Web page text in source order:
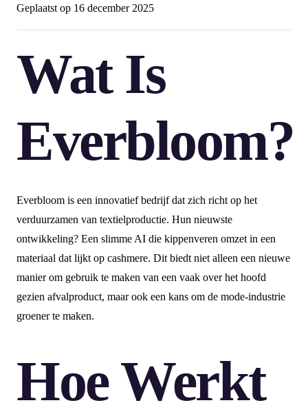
Geplaatst op 16 december 2025
Wat Is
Everbloom?
Everbloom is een innovatief bedrijf dat zich richt op het
verduurzamen van textielproductie. Hun nieuwste
ontwikkeling? Een slimme AI die kippenveren omzet in een
materiaal dat lijkt op cashmere. Dit biedt niet alleen een nieuwe
manier om gebruik te maken van een vaak over het hoofd
gezien afvalproduct, maar ook een kans om de mode-industrie
groener te maken.
Hoe Werkt